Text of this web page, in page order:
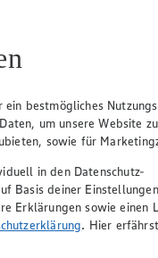
alle
ein bestmögliches
um unsere Website zu
sowie für
in den Datenschutz-
Basis deiner
Erklärungen sowie einen
. Hier